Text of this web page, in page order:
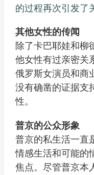
的过程再次引发了
其他女性的传闻
除了卡巴耶娃和柳
他女性有过亲密关
俄罗斯女演员和商
没有确凿的证据支
性。
普京的公众形象
普京的私生活一直
情感生活和可能的
焦点。尽管普京本